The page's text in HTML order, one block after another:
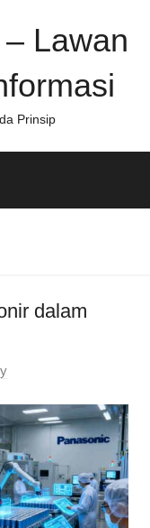
Lawan
Prinsip
dalam